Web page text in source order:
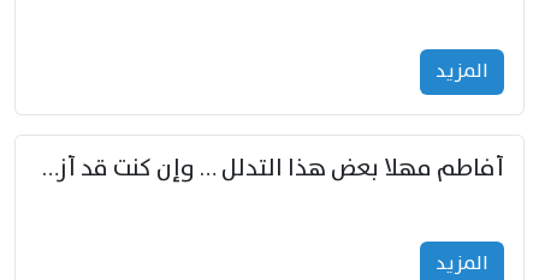
المزید
أفاطم مهلا بعض هذا التدلل … وإن كنت قد أزمعت صرمي فأجملي
المزید